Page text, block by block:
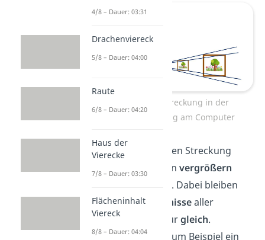
zentrische Streckung in der
Bildbearbeitung am Computer
Mit der zentrischen Streckung
kannst du Figuren vergrößern
. Dabei bleiben
aber dieVerhältnissealler
Strecken der Figurgleich.
Vergrößerst du zum Beispiel ein
4/8 – Dauer: 03:31
Drachenviereck
5/8 – Dauer: 04:00
Raute
6/8 – Dauer: 04:20
Haus der
Vierecke
7/8 – Dauer: 03:30
Flächeninhalt
Viereck
8/8 – Dauer: 04:04